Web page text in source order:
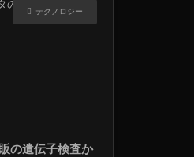
テクノロジー
の遺伝子検査か